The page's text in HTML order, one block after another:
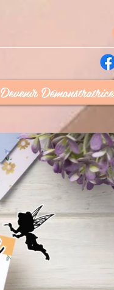
Devenir Démonstratrice